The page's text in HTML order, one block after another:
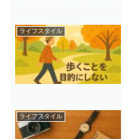
ライフスタイル
ライフスタイル